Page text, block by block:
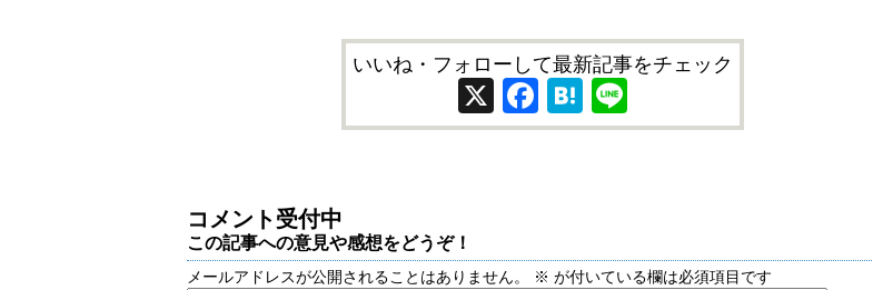
いいね・フォローして最新記事をチェック
X Facebook
Hatena
コメント受付中
この記事への意見や感想をどうぞ！
メールアドレスが公開されることはありません。 ※ が付いている欄は必須項目です